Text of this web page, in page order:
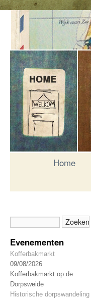
Home
Evenementen
Kofferbakmarkt
09/08/2026
Kofferbakmarkt op de
Dorpsweide
Historische dorpswandeling